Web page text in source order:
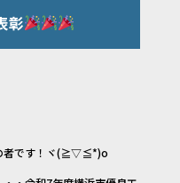
彰
者です！ヾ(≧▽≦*)o